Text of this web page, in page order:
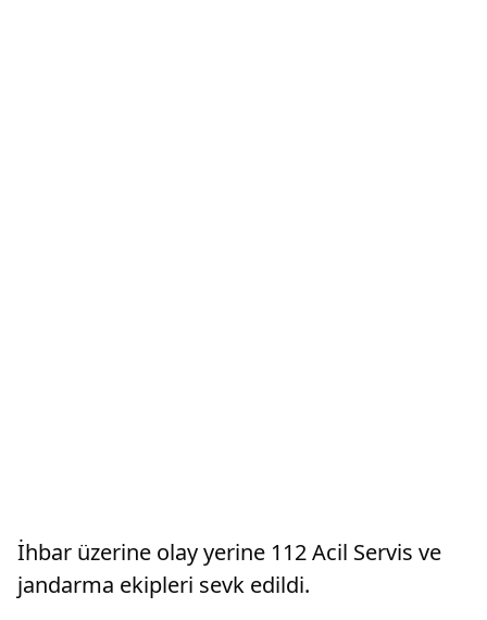
İhbar üzerine olay yerine 112 Acil Servis ve
jandarma ekipleri sevk edildi.